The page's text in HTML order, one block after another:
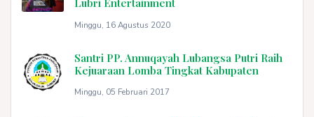
Lubri Entertainment
Minggu, 16 Agustus 2020
Santri PP. Annuqayah Lubangsa Putri Raih
Kejuaraan Lomba Tingkat Kabupaten
Minggu, 05 Februari 2017